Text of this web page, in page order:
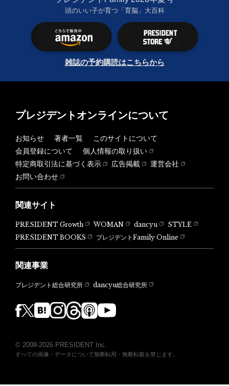
頭のいい子が育つ「育脳」大百科
雑誌の予約購読はこちらから
プレジデントオンラインについて
お知らせ 著者一覧
このサイトについて
会員登録について
個人情報の取り扱い
特定商取引法に基づく表示
広告掲載
運営会社
お問い合わせ
関連サイト
PRESIDENT Growth WOMAN dancyu
STYLE
PRESIDENT BOOKS
プレジデントFamily Online
関連事業
プレジデント総合研究所 dancyu総合研究所
© 2008-2026 PRESIDENT Inc.
すべての画像・データについて無断転用・無断転載を禁じます。